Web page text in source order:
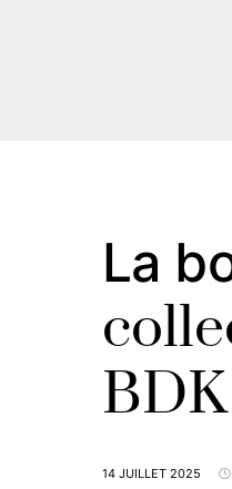
La
14 JUILLET 2025